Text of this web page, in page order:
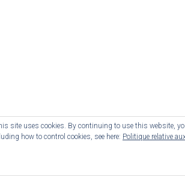
site uses cookies. By continuing to use this website,
how to control cookies, see here: Politique relative